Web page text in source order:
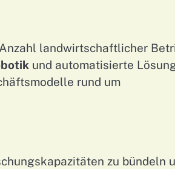
landwirtschaftlicher
und automatisierte
rund um
zu bündeln